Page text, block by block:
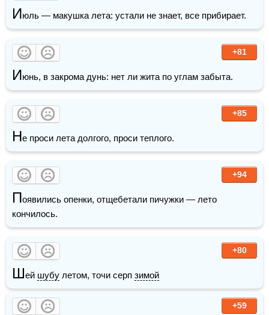
Июль — макушка лета: устали не знает, все прибирает.
+81
Июнь, в закрома дунь: нет ли жита по углам забыта.
+85
Не проси лета долгого, проси теплого.
+94
Появились опенки, отщебетали пичужки — лето
кончилось.
+80
Шей шубу летом, точи серп зимой
+59